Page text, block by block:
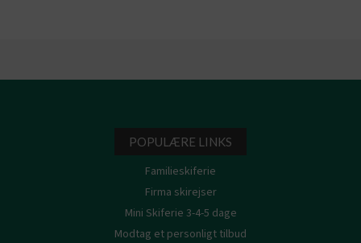
POPULÆRE LINKS
Familieskiferie
Firma skirejser
Mini Skiferie 3-4-5 dage
Modtag et personligt tilbud